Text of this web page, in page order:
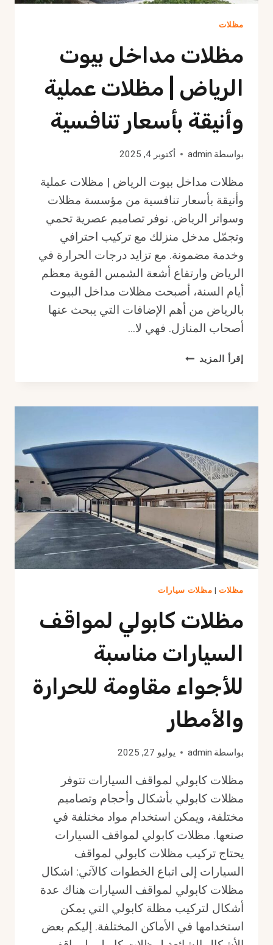
مظلات
مظلات مداخل بيوت
الرياض | مظلات عملية
وأنيقة بأسعار تنافسية
بواسطة admin أكتوبر 4, 2025
مظلات مداخل بيوت الرياض | مظلات عملية
وأنيقة بأسعار تنافسية من مؤسسة مظلات
وسواتر الرياض. نوفر تصاميم عصرية تحمي
وتجمّل مدخل منزلك مع تركيب احترافي
وخدمة مضمونة. مع تزايد درجات الحرارة في
الرياض وارتفاع أشعة الشمس القوية معظم
أيام السنة، أصبحت مظلات مداخل البيوت
بالرياض من أهم الإضافات التي يبحث عنها
أصحاب المنازل. فهي لا…
إقرأ المزيد مظلات
عملية
وأنيقة
بأسعار
تنافسية
مظلات| مظلات سيارات
مظلات كابولي لمواقف
السيارات مناسبة
للأجواء مقاومة للحرارة
والأمطار
بواسطة admin يوليو 27, 2025
مظلات كابولي لمواقف السيارات تتوفر
مظلات كابولي بأشكال وأحجام وتصاميم
مختلفة، ويمكن استخدام مواد مختلفة في
صنعها. مظلات كابولي لمواقف السيارات
يحتاج تركيب مظلات كابولي لمواقف
السيارات إلى اتباع الخطوات كالآتي: اشكال
مظلات كابولي لمواقف السيارات هناك عدة
أشكال لتركيب مظلة كابولي التي يمكن
استخدامها في الأماكن المختلفة. إليكم بعض